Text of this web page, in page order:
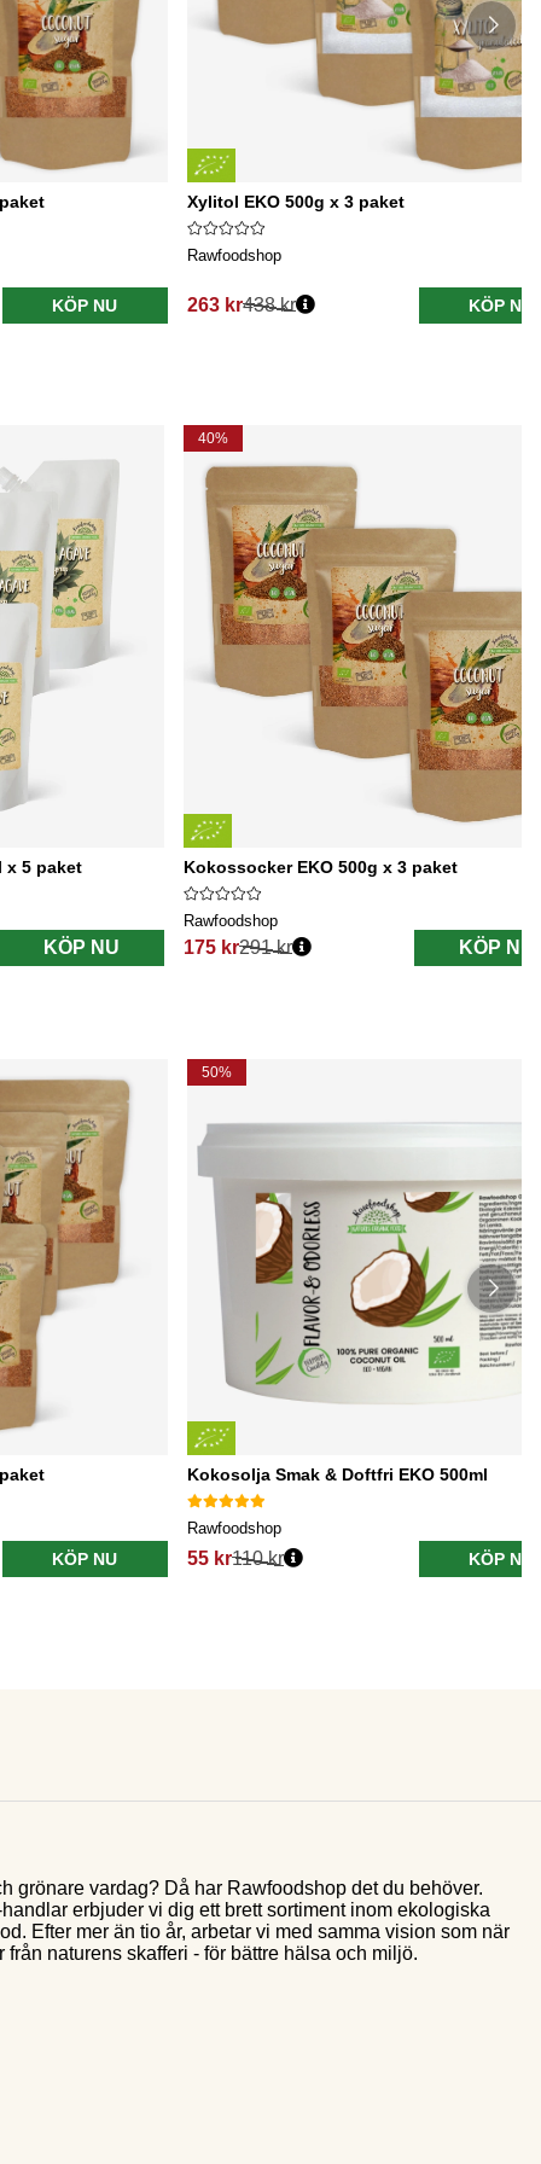
KÖP NU
Xylitol EKO 500g x 3 paket
Rawfoodshop
263 kr438 kr KÖP NU
x 5 paket
KÖP NU
40%
Kokossocker EKO 500g x 3 paket
Rawfoodshop
175 kr
Ordinarie pris:
291 kr KÖP NU
KÖP NU
50%
Kokosolja Smak & Doftfri EKO 500ml
Rawfoodshop
55 kr110 kr KÖP NU
grönare vardag? Då har Rawfoodshop det du behöver.
erbjuder vi dig ett brett sortiment inom ekologiska
Efter mer än tio år, arbetar vi med samma vision som när
naturens skafferi - för bättre hälsa och miljö.